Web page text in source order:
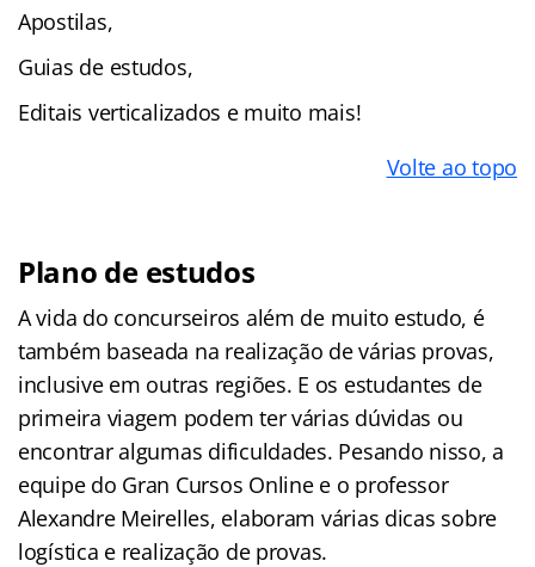
Apostilas,
Guias de estudos,
Editais verticalizados e muito mais!
Volte ao topo
Plano de estudos
A vida do concurseiros além de muito estudo, é
também baseada na realização de várias provas,
inclusive em outras regiões. E os estudantes de
primeira viagem podem ter várias dúvidas ou
encontrar algumas dificuldades. Pesando nisso, a
equipe do Gran Cursos Online e o professor
Alexandre Meirelles, elaboram várias dicas sobre
logística e realização de provas.